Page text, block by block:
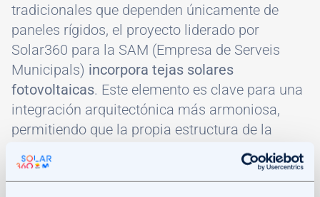
tradicionales que dependen únicamente de
paneles rígidos, el proyecto liderado por
Solar360 para la SAM (Empresa de Serveis
Municipals) incorpora tejas solares
fotovoltaicas. Este elemento es clave para una
integración arquitectónica más armoniosa,
permitiendo que la propia estructura de la
cubierta genere energía sin romper la estética
del conjunto.